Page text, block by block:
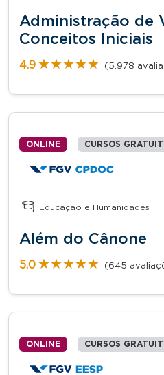
Administração de
Conceitos Iniciais
4.9 ★★★★★
★★★★★ (5.978
ONLINE CURSOS
Educação e Humanidades
Além do Cânone
5.0 ★★★★★
★★★★★ (645
ONLINE CURSOS